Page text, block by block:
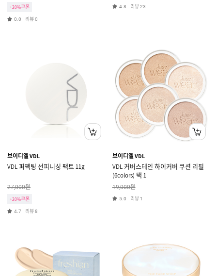
+20%쿠폰
0.0 리뷰0
4.8 리뷰23
브이디엘 VDL
VDL 퍼펙팅 선피니싱 팩트 11g
27,000원
+20%쿠폰
4.7 리뷰8
브이디엘 VDL
VDL 커버스테인 하이커버 쿠션 리필
(6colors) 택 1
19,000원
5.0 리뷰 1